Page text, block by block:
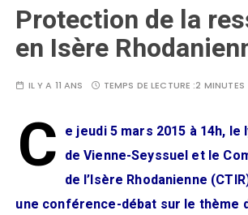
Protection de la
en Isère
IL Y A 11 ANS TEMPS DE LECTURE :2 MINUTES
C e jeudi 5 mars 2015 à 14h, le
de Vienne-Seyssuel et le
de l’Isère Rhodanienne
une conférence-débat sur le thème